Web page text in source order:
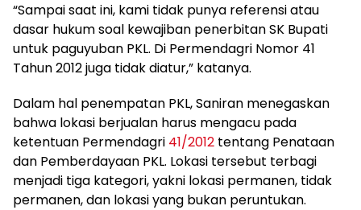
“Sampai saat ini, kami tidak punya referensi atau
dasar hukum soal kewajiban penerbitan SK Bupati
untuk paguyuban PKL. Di Permendagri Nomor 41
Tahun 2012 juga tidak diatur,” katanya.
Dalam hal penempatan PKL, Saniran menegaskan
bahwa lokasi berjualan harus mengacu pada
ketentuan Permendagri 41/2012 tentang Penataan
dan Pemberdayaan PKL. Lokasi tersebut terbagi
menjadi tiga kategori, yakni lokasi permanen, tidak
permanen, dan lokasi yang bukan peruntukan.